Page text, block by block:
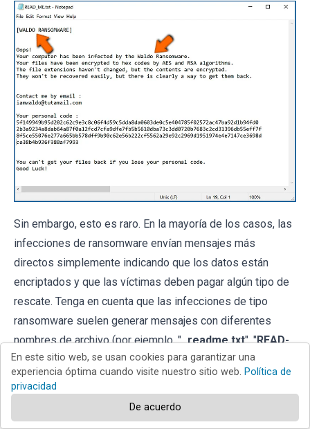
Sin embargo, esto es raro. En la mayoría de los casos, las
infecciones de ransomware envían mensajes más
directos simplemente indicando que los datos están
encriptados y que las víctimas deben pagar algún tipo de
rescate. Tenga en cuenta que las infecciones de tipo
ransomware suelen generar mensajes con diferentes
nombres de archivo (por ejemplo, "_readme.txt", "READ-
ME.txt ", "DECRYPTION_INSTRUCTIONS.txt",
"DECRYPT_FILES.html", etc.). Por lo tanto, usar el nombre
de un mensaje de rescate puede parecer una buena forma
En este sitio web, se usan cookies para garantizar una
experiencia óptima cuando visite nuestro sitio web. Política de
privacidad
De acuerdo